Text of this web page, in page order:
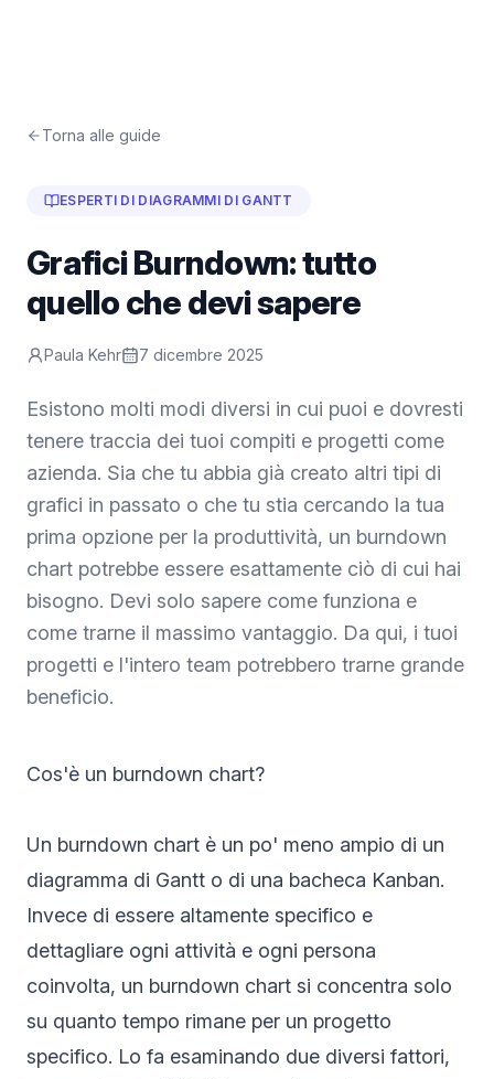
Torna alle guide
ESPERTI DI DIAGRAMMI DI GANTT
Grafici Burndown: tutto
quello che devi sapere
Paula Kehr 7 dicembre 2025
Esistono molti modi diversi in cui puoi e dovresti
tenere traccia dei tuoi compiti e progetti come
azienda. Sia che tu abbia già creato altri tipi di
grafici in passato o che tu stia cercando la tua
prima opzione per la produttività, un burndown
chart potrebbe essere esattamente ciò di cui hai
bisogno. Devi solo sapere come funziona e
come trarne il massimo vantaggio. Da qui, i tuoi
progetti e l'intero team potrebbero trarne grande
beneficio.
Cos'è un burndown chart?
Un burndown chart è un po' meno ampio di un
diagramma di Gantt o di una bacheca Kanban.
Invece di essere altamente specifico e
dettagliare ogni attività e ogni persona
coinvolta, un burndown chart si concentra solo
su quanto tempo rimane per un progetto
specifico. Lo fa esaminando due diversi fattori,